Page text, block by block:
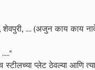
शेवपुरी, .... (अजुन काय काय
स्टीलच्या प्लेट ठेवल्या आणि